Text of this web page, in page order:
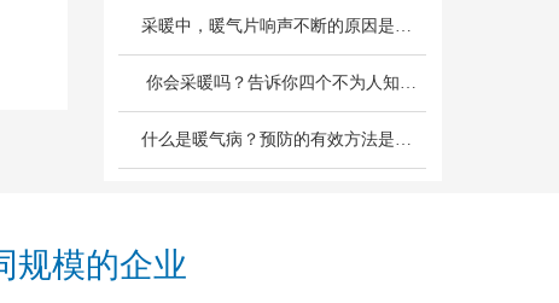
采暖中，暖气片响声不断的原因是什么？
你会采暖吗？告诉你四个不为人知的采暖小常识
什么是暖气病？预防的有效方法是什么？
规模的企业